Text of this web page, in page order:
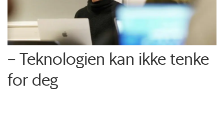
– Teknologien kan ikke tenke
for deg